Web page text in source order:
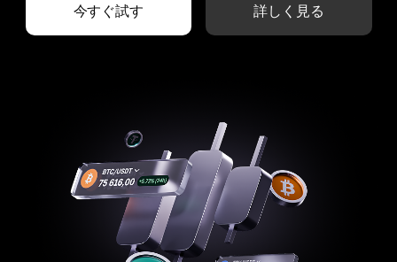
今すぐ試す 詳しく見る